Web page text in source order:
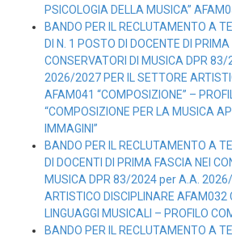
PSICOLOGIA DELLA MUSICA”
BANDO PER IL RECLUTAMENTO A
DI N. 1 POSTO DI DOCENTE DI PRIMA
CONSERVATORI DI MUSICA DPR
2026/2027 PER IL SETTORE
AFAM041 “COMPOSIZIONE” –
“COMPOSIZIONE PER LA MUSICA
IMMAGINI”
BANDO PER IL RECLUTAMENTO A
DI DOCENTI DI PRIMA FASCIA NEI
MUSICA DPR 83/2024 per A.A.
ARTISTICO DISCIPLINARE AFAM032
LINGUAGGI MUSICALI – PROFILO
BANDO PER IL RECLUTAMENTO A